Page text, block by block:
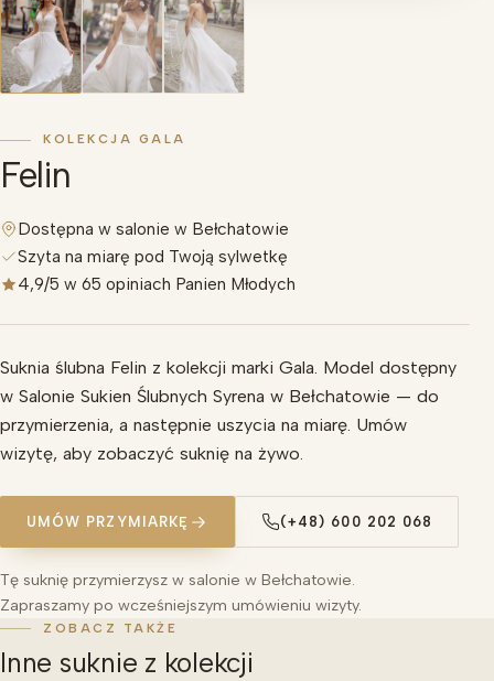
KOLEKCJA GALA
Felin
Dostępna w salonie w Bełchatowie
Szyta na miarę pod Twoją sylwetkę
4,9/5 w 65 opiniach Panien Młodych
Suknia ślubna Felin z kolekcji marki Gala. Model dostępny
w Salonie Sukien Ślubnych Syrena w Bełchatowie — do
przymierzenia, a następnie uszycia na miarę. Umów
wizytę, aby zobaczyć suknię na żywo.
UMÓW PRZYMIARKĘ (+48) 600 202 068
Tę suknię przymierzysz w salonie w Bełchatowie.
Zapraszamy po wcześniejszym umówieniu wizyty.
ZOBACZ TAKŻE
Inne suknie z kolekcji